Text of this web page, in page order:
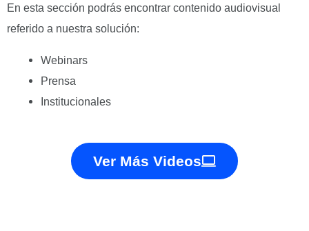
En esta sección podrás encontrar contenido audiovisual
referido a nuestra solución:
Webinars
Prensa
Institucionales
Ver Más Videos